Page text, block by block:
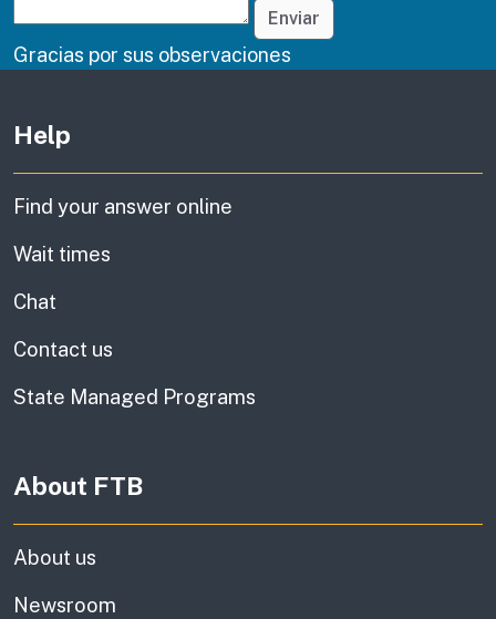
Enviar
Gracias por sus observaciones
Help
Find your answer online
Wait times
Chat
Contact us
State Managed Programs
About FTB
About us
Newsroom